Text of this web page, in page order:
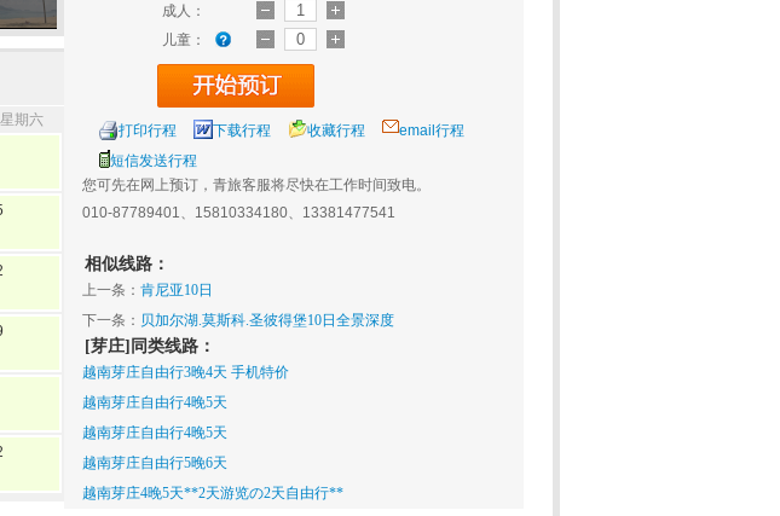
星期六
成人：
儿童：
打印行程 下载行程 收藏行程
email行程
短信发送行程
您可先在网上预订，青旅客服将尽快在工作时间致电。
010-87789401、15810334180、13381477541
相似线路：
上一条： 肯尼亚10日
下一条： 贝加尔湖.莫斯科.圣彼得堡10日全景深度
[芽庄]同类线路：
越南芽庄自由行3晚4天 手机特价
越南芽庄自由行4晚5天
越南芽庄自由行4晚5天
越南芽庄自由行5晚6天
越南芽庄4晚5天**2天游览の2天自由行**